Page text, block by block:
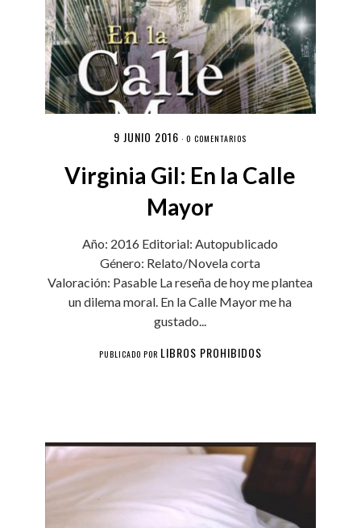
9 JUNIO 2016 ·0 COMENTARIOS
Virginia Gil: En la Calle
Mayor
Año: 2016 Editorial: Autopublicado
Género: Relato/Novela corta
Valoración: Pasable La reseña de hoy me plantea
un dilema moral. En la Calle Mayor me ha
gustado...
PUBLICADO POR LIBROS PROHIBIDOS